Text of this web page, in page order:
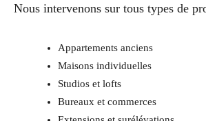
Nous intervenons sur tous types de
Appartements anciens
Maisons individuelles
Studios et lofts
Bureaux et commerces